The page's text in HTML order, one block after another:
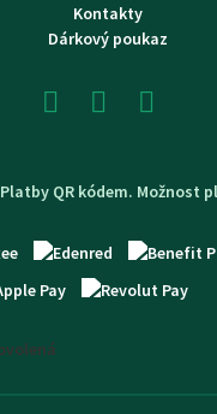
Kontakty
Dárkový poukaz
Platby QR kódem. Možnost